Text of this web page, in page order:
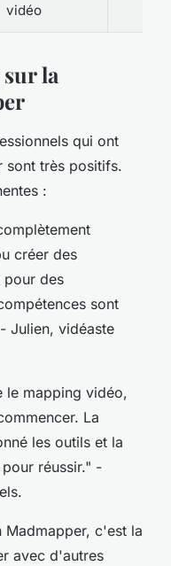
vidéo
la
qui ont
sont très positifs.
:
créer des
pour des
sont
- Julien, vidéaste
le mapping vidéo,
La
les outils et la
réussir." -
c'est la
avec d'autres